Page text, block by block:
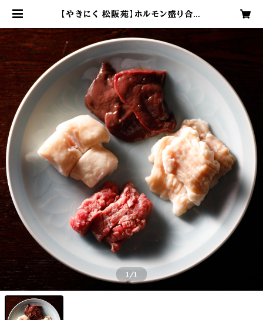
【やきにく 松阪苑】ホルモン盛り合わ
ルシェ
1 /1